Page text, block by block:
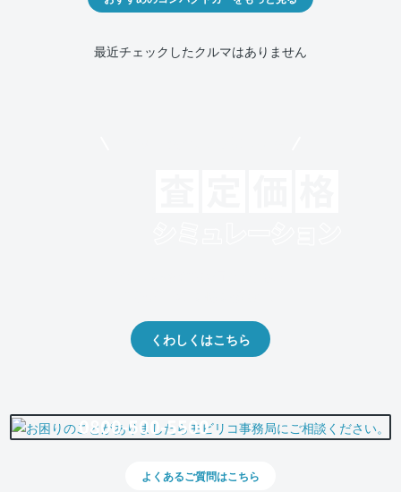
最近チェックしたクルマはありません
くわしくはこちら
0800-500-5500
よくあるご質問はこちら